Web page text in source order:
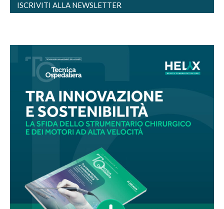
ISCRIVITI ALLA NEWSLETTER